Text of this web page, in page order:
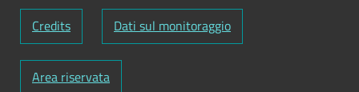
Credits Dati sul monitoraggio
Area riservata